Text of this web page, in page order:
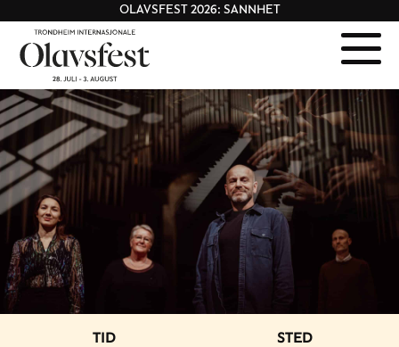
OLAVSFEST 2026: SANNHET
TID STED